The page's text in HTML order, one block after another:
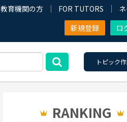
教育機関の方 FOR TUTORS
新規登録
ロ
トピック
RANKING